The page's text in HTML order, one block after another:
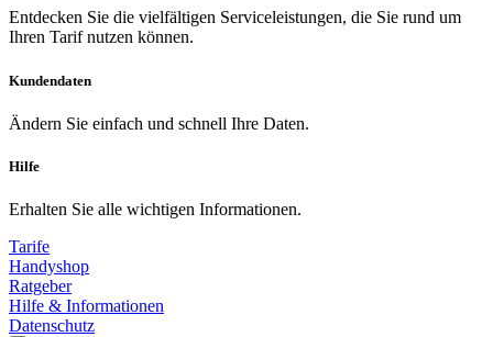
Entdecken Sie die vielfältigen Serviceleistungen, die Sie rund um
Ihren Tarif nutzen können.
Kundendaten
Ändern Sie einfach und schnell Ihre Daten.
Hilfe
Erhalten Sie alle wichtigen Informationen.
Tarife
Handyshop
Ratgeber
Hilfe & Informationen
Datenschutz